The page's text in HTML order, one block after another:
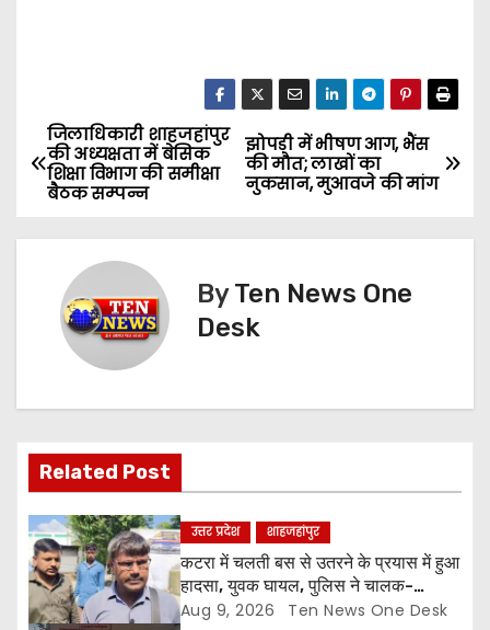
P
o
s
v
g
a
t
झोपड़ी में भीषण आग, भैंस
की मौत; लाखों का
नुकसान, मुआवजे की मांग
जिलाधिकारी शाहजहांपुर
की अध्यक्षता में बेसिक
शिक्षा विभाग की समीक्षा
बैठक सम्पन्न
ByTen News One
Desk
Related Post
उत्तर प्रदेश शाहजहांपुर
कटरा में चलती बस से उतरने के प्रयास में हुआ
हादसा, युवक घायल, पुलिस ने चालक-
परिचालक को पूंछताछ के लिए हिरासत में लिया
Aug 9, 2026 Ten News One Desk